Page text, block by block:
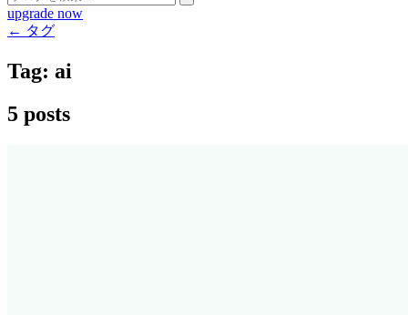
upgrade now
← タグ
Tag: ai
5 posts